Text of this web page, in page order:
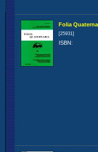
Folia
[25931]
ISBN: